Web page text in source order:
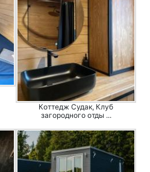
Коттедж Судак, Клуб
загородного отды ...